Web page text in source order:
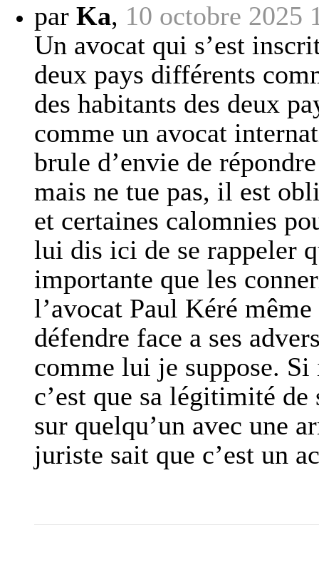
par Ka, 10 octobre 2025
Un avocat qui s’est
deux pays différents
des habitants des deux
comme un avocat
brule d’envie de
mais ne tue pas, il est
et certaines calomnies
lui dis ici de se rappeler
importante que les
l’avocat Paul Kéré
défendre face a ses
comme lui je suppose.
c’est que sa légitimité
sur quelqu’un avec une
juriste sait que c’est un